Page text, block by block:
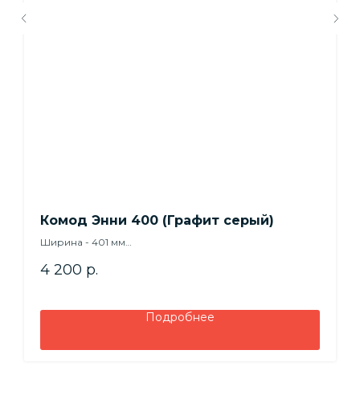
Комод Энни 400 (Графит серый)
Ширина - 401 мм
Глубина - 400 мм
4 200 р.
Подробнее